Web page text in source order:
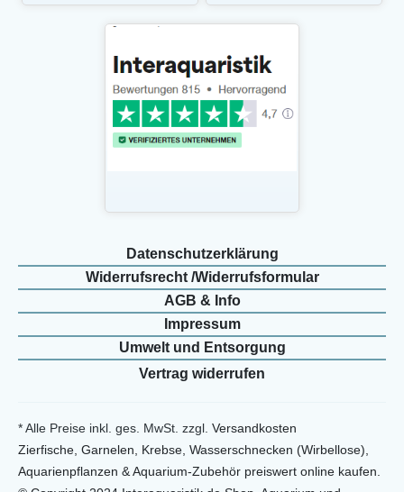
Daten­schutz­erklärung
Widerrufs­recht /Widerrufs­formular
AGB & Info
Impressum
Umwelt und Entsorgung
Vertrag widerrufen
* Alle Preise inkl. ges. MwSt. zzgl. Versandkosten
Zierfische, Garnelen, Krebse, Wasserschnecken (Wirbellose),
Aquarienpflanzen & Aquarium-Zubehör preiswert online kaufen.